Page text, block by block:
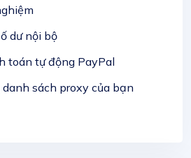
dư nội bộ
toán tự động PayPal
sách proxy của bạn